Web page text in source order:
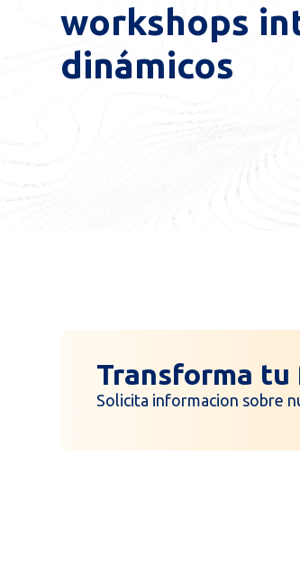
workshops
dinámicos
Transforma
Solicita informacion sobre